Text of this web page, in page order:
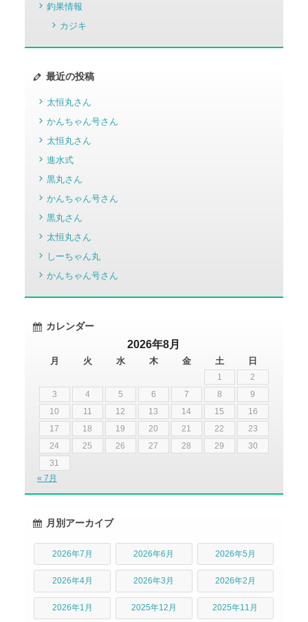
釣果情報
カジキ
最近の投稿
太恒丸さん
かんちゃん号さん
太恒丸さん
進水式
黒丸さん
かんちゃん号さん
黒丸さん
太恒丸さん
しーちゃん丸
かんちゃん号さん
カレンダー
2026年8月
月 火 水 木 金 土 日
1
2
3
4 5 6 7 8
9
10
11 12 13 14 15
16
17
18 19 20 21 22
23
24
25 26 27 28 29
30
31
« 7月
月別アーカイブ
2026年7月 2026年6月 2026年5月
2026年4月 2026年3月 2026年2月
2026年1月 2025年12月 2025年11月